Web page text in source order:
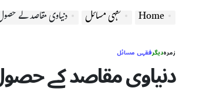
Home فقہی مسائل دنیاوی مقاصد کے
زمرہدیگرفقہی مسائل
دنیاوی مقاصد کے